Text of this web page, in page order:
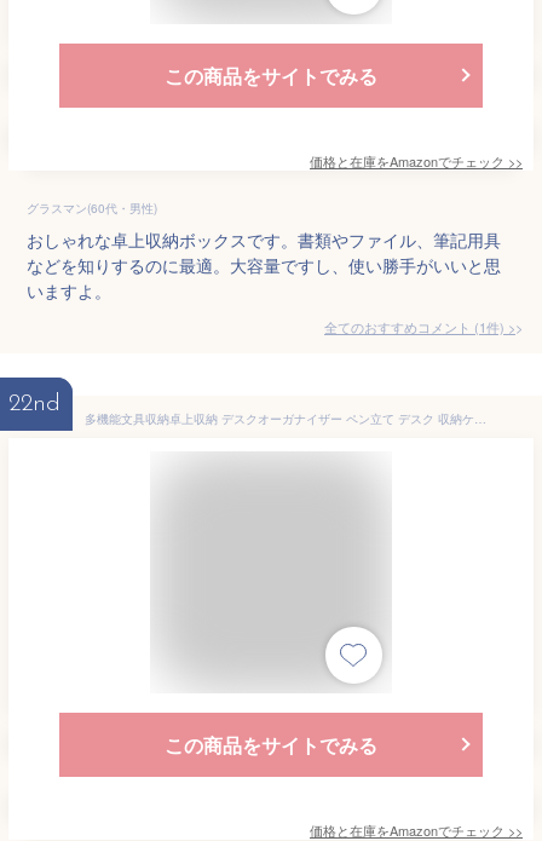
この商品をサイトでみる
価格と在庫をAmazonでチェック >>
グラスマン(60代・男性)
おしゃれな卓上収納ボックスです。書類やファイル、筆記用具
などを知りするのに最適。大容量ですし、使い勝手がいいと思
いますよ。
全てのおすすめコメント (1件) >
22nd
多機能文具収納卓上収納 デスクオーガナイザー ペン立て デスク 収納ケース 文具 収納 小物入れ 筆筒整理 事務用品 格納 オフィス 金属材料 (7格)
この商品をサイトでみる
価格と在庫をAmazonでチェック >>